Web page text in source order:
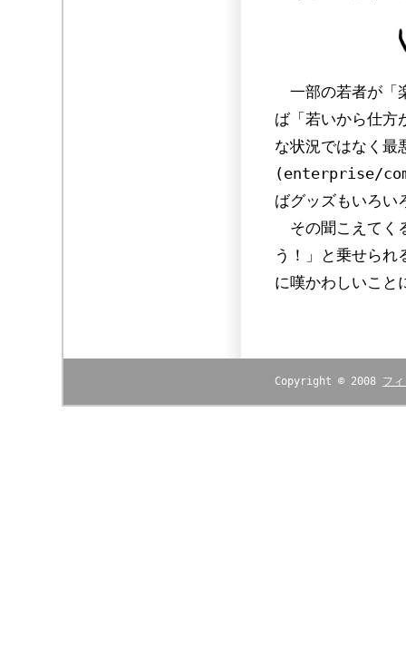
一部の若者が「
ば「若いから仕方
な状況ではなく最
(enterprise/
ばグッズもいろい
その聞こえてく
う！」と乗せられ
に嘆かわしいこと
Copyright © 2008 フ